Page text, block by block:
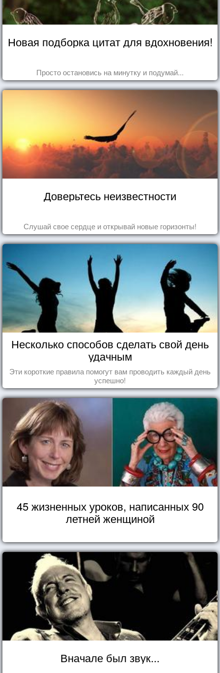
Новая подборка цитат для вдохновения!
Просто остановись на минутку и подумай...
Доверьтесь неизвестности
Слушай свое сердце и открывай новые горизонты!
Несколько способов сделать свой день
удачным
Эти короткие правила помогут вам проводить каждый день
успешно!
45 жизненных уроков, написанных 90
летней женщиной
Вначале был звук...